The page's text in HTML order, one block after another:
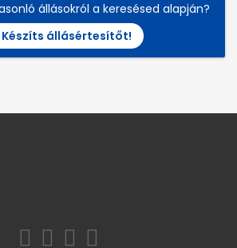
állásokról a keresésed alapján?
Készíts állásértesítőt!